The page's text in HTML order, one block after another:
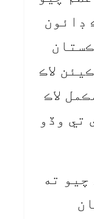
ڊائون
لاڪ
لاڪ
تي وڏو
ته